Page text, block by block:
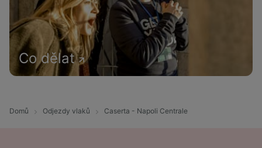
Co dělat
Domů Odjezdy vlaků Caserta - Napoli Centrale